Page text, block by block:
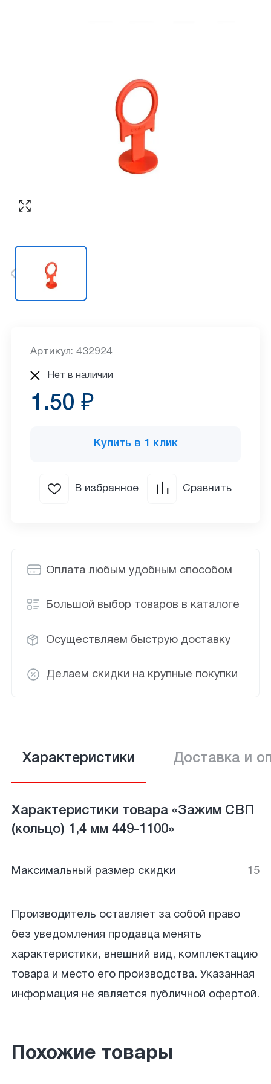
Оплата любым удобным способом
Большой выбор товаров в каталоге
Осуществляем быструю доставку
Делаем скидки на крупные покупки
Артикул: 432924
Нет в наличии
1.50 ₽
Купить в 1 клик
В избранное Сравнить
Характеристики Доставка и
Характеристики товара «Зажим СВП
(кольцо) 1,4 мм 449-1100»
Максимальный размер скидки 15
Производитель оставляет за собой право
без уведомления продавца менять
характеристики, внешний вид, комплектацию
товара и место его производства. Указанная
информация не является публичной офертой.
Похожие товары
ПЕРЕЗВОНИТЕ МНЕ
Согласен с обработкой персональных
данных в соответствии с
конфиденциальности
КУПИТЬ